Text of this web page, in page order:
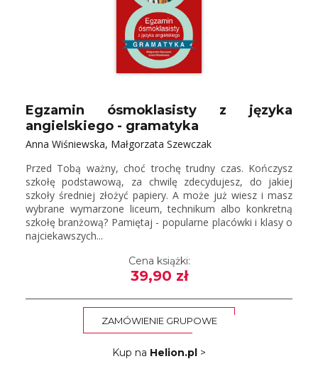
Egzamin ósmoklasisty z języka
angielskiego - gramatyka
Anna Wiśniewska, Małgorzata Szewczak
Przed Tobą ważny, choć trochę trudny czas. Kończysz
szkołę podstawową, za chwilę zdecydujesz, do jakiej
szkoły średniej złożyć papiery. A może już wiesz i masz
wybrane wymarzone liceum, technikum albo konkretną
szkołę branżową? Pamiętaj - popularne placówki i klasy o
najciekawszych...
Cena książki:
39,90 zł
ZAMÓWIENIE GRUPOWE
Kup na Helion.pl >